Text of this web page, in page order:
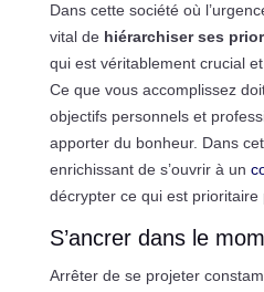
Dans cette société où
vital de hiérarchiser ses
qui est véritablement crucial
Ce que vous accomplissez
objectifs personnels et
apporter du bonheur. Dans
enrichissant de s’ouvrir à un
décrypter ce qui est prioritaire
S’ancrer dans le
Arrêter de se projeter